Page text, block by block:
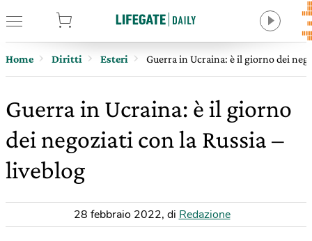
Home Diritti Esteri Guerra in Ucraina: è il giorno dei
Guerra in Ucraina: è il giorno
dei negoziati con la Russia –
liveblog
28 febbraio 2022, di Redazione